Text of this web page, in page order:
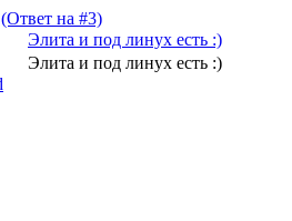
(Ответ на #3)
Элита и под линух есть :)
Элита и под линух есть :)